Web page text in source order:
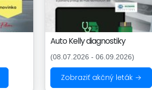
Auto Kelly diagnostiky
(08.07.2026 - 06.09.2026)
Zobraziť akčný leták →